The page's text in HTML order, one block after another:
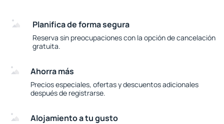
Planifica de forma segura
Reserva sin preocupaciones con la opción de cancelación
gratuita.
Ahorra más
Precios especiales, ofertas y descuentos adicionales
después de registrarse.
Alojamiento a tu gusto